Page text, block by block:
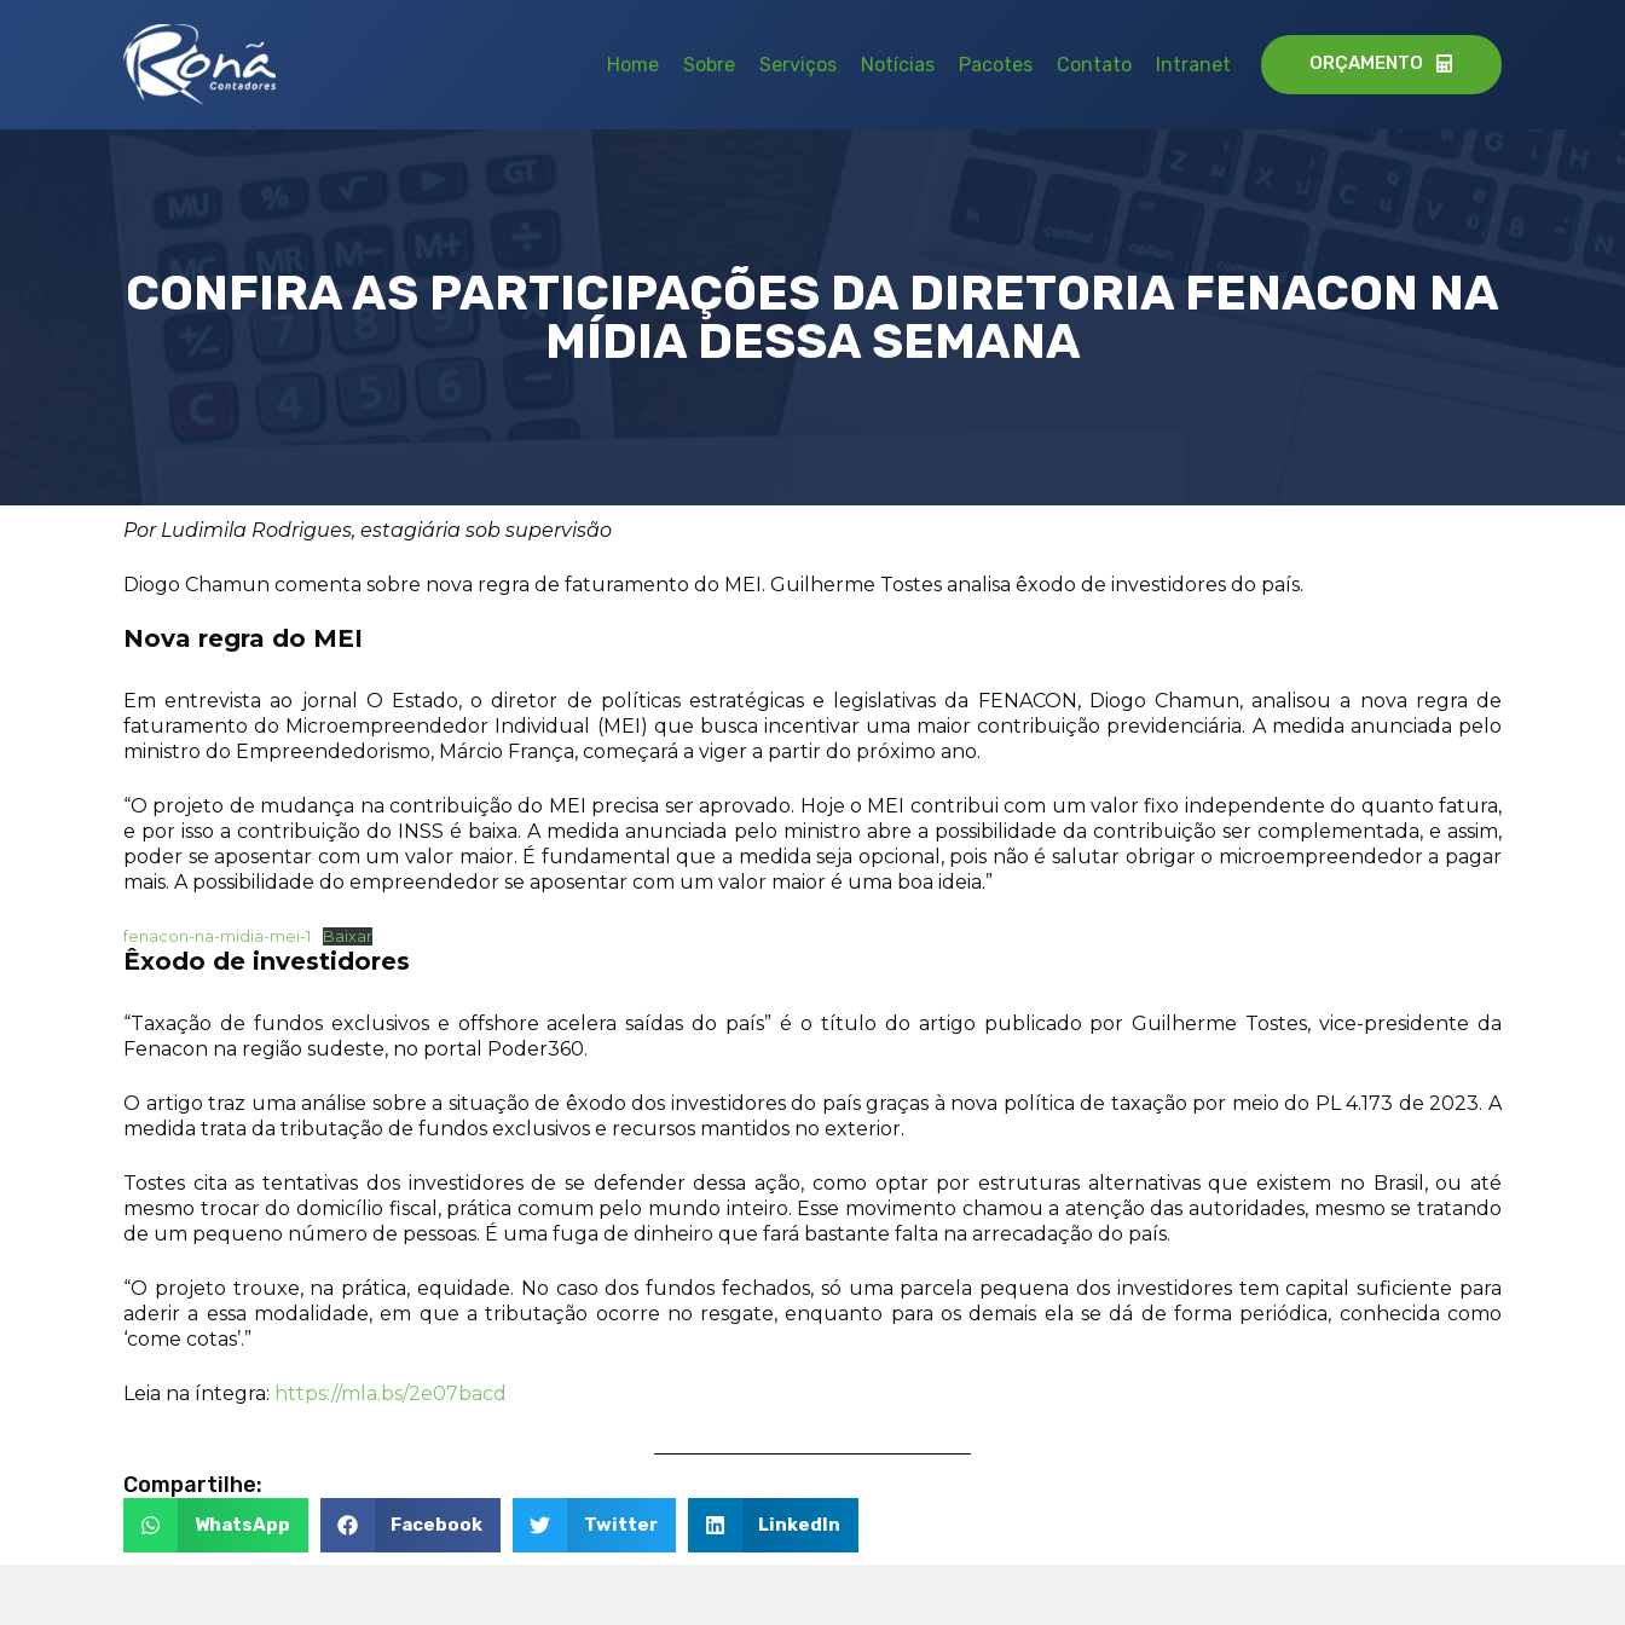
Home Sobre Serviços Notícias Pacotes Contato Intranet ORÇAMENTO
CONFIRA AS PARTICIPAÇÕES DA DIRETORIA FENACON NA
MÍDIA DESSA SEMANA
Por Ludimila Rodrigues, estagiária sob supervisão
Diogo Chamun comenta sobre nova regra de faturamento do MEI. Guilherme Tostes analisa êxodo de investidores do país.
Nova regra do MEI
Em entrevista ao jornal O Estado, o diretor de políticas estratégicas e legislativas da FENACON, Diogo Chamun, analisou a nova regra de
faturamento do Microempreendedor Individual (MEI) que busca incentivar uma maior contribuição previdenciária. A medida anunciada pelo
ministro do Empreendedorismo, Márcio França, começará a viger a partir do próximo ano.
“O projeto de mudança na contribuição do MEI precisa ser aprovado. Hoje o MEI contribui com um valor fixo independente do quanto fatura,
e por isso a contribuição do INSS é baixa. A medida anunciada pelo ministro abre a possibilidade da contribuição ser complementada, e assim,
poder se aposentar com um valor maior. É fundamental que a medida seja opcional, pois não é salutar obrigar o microempreendedor a pagar
mais. A possibilidade do empreendedor se aposentar com um valor maior é uma boa ideia.”
fenacon-na-midia-mei-1 Baixar
Êxodo de investidores
“Taxação de fundos exclusivos e offshore acelera saídas do país” é o título do artigo publicado por Guilherme Tostes, vice-presidente da
Fenacon na região sudeste, no portal Poder360.
O artigo traz uma análise sobre a situação de êxodo dos investidores do país graças à nova política de taxação por meio do PL 4.173 de 2023. A
medida trata da tributação de fundos exclusivos e recursos mantidos no exterior.
Tostes cita as tentativas dos investidores de se defender dessa ação, como optar por estruturas alternativas que existem no Brasil, ou até
mesmo trocar do domicílio fiscal, prática comum pelo mundo inteiro. Esse movimento chamou a atenção das autoridades, mesmo se tratando
de um pequeno número de pessoas. É uma fuga de dinheiro que fará bastante falta na arrecadação do país.
“O projeto trouxe, na prática, equidade. No caso dos fundos fechados, só uma parcela pequena dos investidores tem capital suficiente para
aderir a essa modalidade, em que a tributação ocorre no resgate, enquanto para os demais ela se dá de forma periódica, conhecida como
‘come cotas’.”
Leia na íntegra: https://mla.bs/2e07bacd
Compartilhe:
WhatsApp Facebook Twitter LinkedIn